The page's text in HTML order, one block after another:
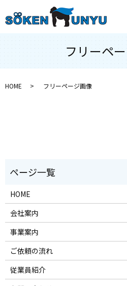
フリーペ
HOME フリーページ画像
HOME
会社案内
事業案内
ご依頼の流れ
従業員紹介